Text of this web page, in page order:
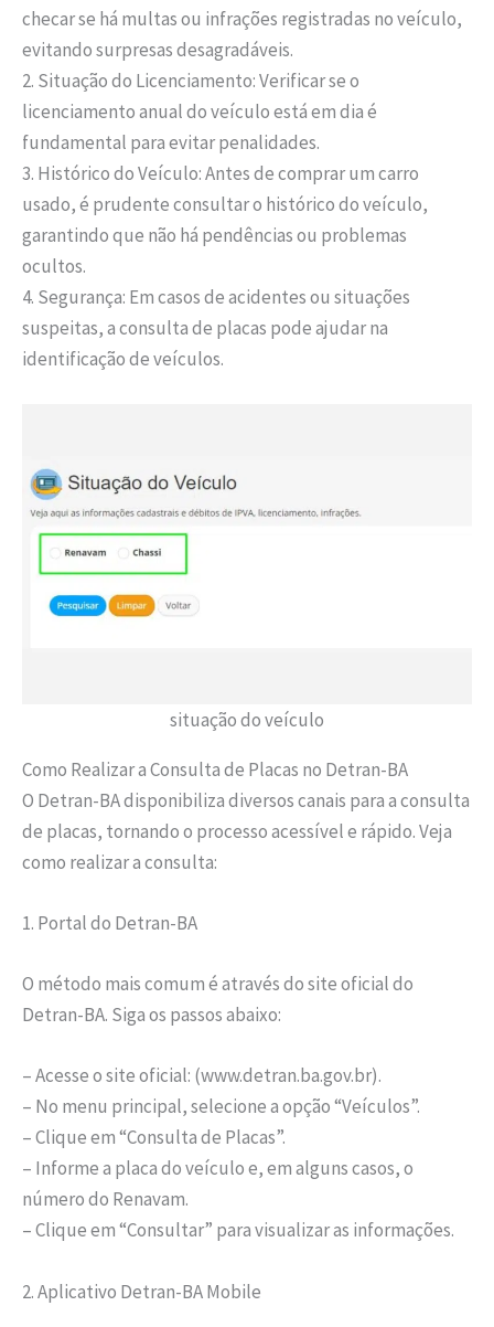
checar se há multas ou infrações registradas no veículo,
evitando surpresas desagradáveis.
2. Situação do Licenciamento: Verificar se o
licenciamento anual do veículo está em dia é
fundamental para evitar penalidades.
3. Histórico do Veículo: Antes de comprar um carro
usado, é prudente consultar o histórico do veículo,
garantindo que não há pendências ou problemas
ocultos.
4. Segurança: Em casos de acidentes ou situações
suspeitas, a consulta de placas pode ajudar na
identificação de veículos.
situação do veículo
Como Realizar a Consulta de Placas no Detran-BA
O Detran-BA disponibiliza diversos canais para a consulta
de placas, tornando o processo acessível e rápido. Veja
como realizar a consulta:
1. Portal do Detran-BA
O método mais comum é através do site oficial do
Detran-BA. Siga os passos abaixo:
– Acesse o site oficial: (www.detran.ba.gov.br).
– No menu principal, selecione a opção “Veículos”.
– Clique em “Consulta de Placas”.
– Informe a placa do veículo e, em alguns casos, o
número do Renavam.
– Clique em “Consultar” para visualizar as informações.
2. Aplicativo Detran-BA Mobile